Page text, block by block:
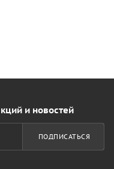
и новостей
ПОДПИСАТЬСЯ